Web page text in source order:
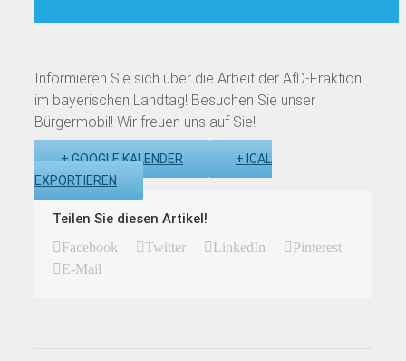
Informieren Sie sich über die Arbeit der AfD-Fraktion
im bayerischen Landtag! Besuchen Sie unser
Bürgermobil! Wir freuen uns auf Sie!
+ GOOGLE KALENDER
+ ICAL
EXPORTIEREN
Teilen Sie diesen Artikel!
Facebook Twitter LinkedIn
Pinterest
E-Mail